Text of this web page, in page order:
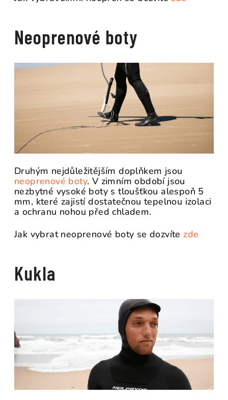
Neoprenové boty
Druhým nejdůležitějším doplňkem jsou
neoprenové boty. V zimním období jsou
nezbytné vysoké boty s tloušťkou alespoň 5
mm, které zajistí dostatečnou tepelnou izolaci
a ochranu nohou před chladem.
Jak vybrat neoprenové boty se dozvíte zde
Kukla